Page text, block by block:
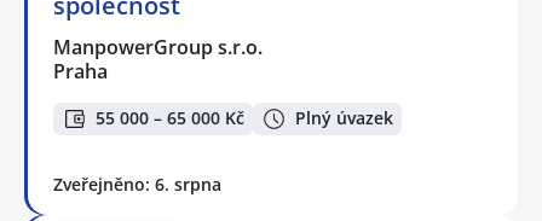
ManpowerGroup s.r.o.
Praha
55 000 – 65 000 Kč Plný úvazek
Zveřejněno: 6. srpna